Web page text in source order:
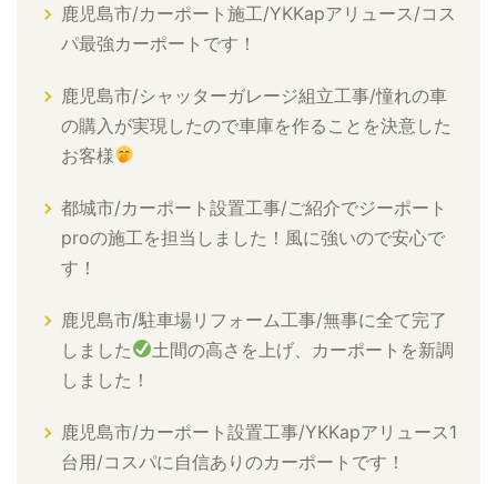
鹿児島市/カーポート施工/YKKapアリュース/コス
パ最強カーポートです！
鹿児島市/シャッターガレージ組立工事/憧れの車
の購入が実現したので車庫を作ることを決意した
お客様
都城市/カーポート設置工事/ご紹介でジーポート
proの施工を担当しました！風に強いので安心で
す！
鹿児島市/駐車場リフォーム工事/無事に全て完了
しました
土間の高さを上げ、カーポートを新調
しました！
鹿児島市/カーポート設置工事/YKKapアリュース1
台用/コスパに自信ありのカーポートです！